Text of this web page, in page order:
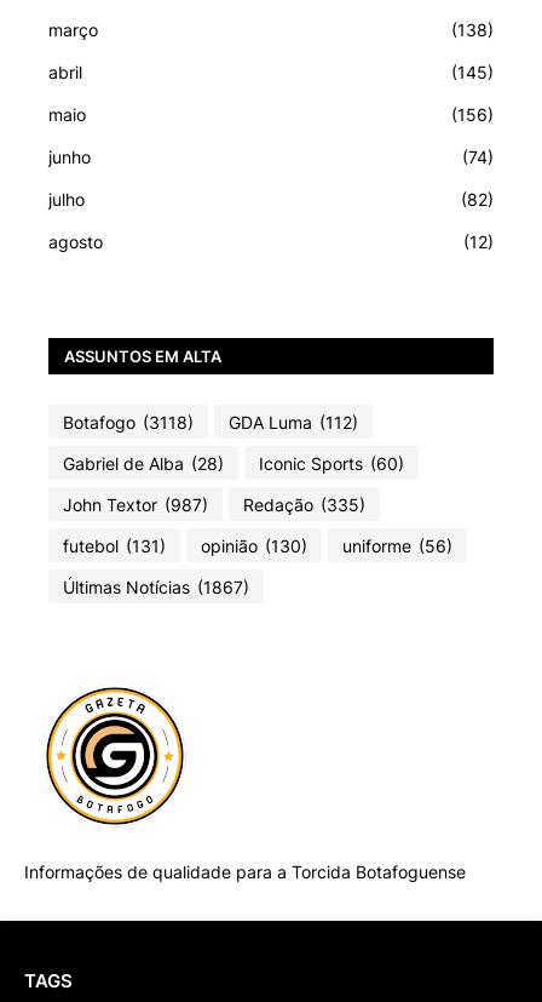
março (138)
abril (145)
maio (156)
junho (74)
julho (82)
agosto (12)
ASSUNTOS EM ALTA
Botafogo (3118) GDA Luma (112)
Gabriel de Alba (28) Iconic Sports (60)
John Textor (987) Redação (335)
futebol (131) opinião (130) uniforme (56)
Últimas Notícias (1867)
Informações de qualidade para a Torcida Botafoguense
TAGS